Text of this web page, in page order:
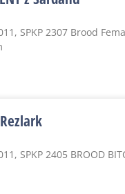
SPKP 2307 Brood
SPKP 2405 BROOD